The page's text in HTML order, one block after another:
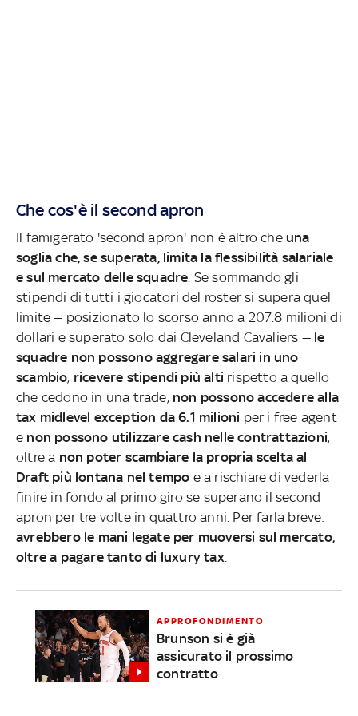
Che cos'è il second apron
Il famigerato 'second apron' non è altro che una
soglia che, se superata, limita la flessibilità salariale
e sul mercato delle squadre . Se sommando gli
stipendi di tutti i giocatori del roster si supera quel
limite — posizionato lo scorso anno a 207.8 milioni di
dollari e superato solo dai Cleveland Cavaliers — le
squadre non possono aggregare salari in uno
scambio, ricevere stipendi più alti rispetto a quello
che cedono in una trade, non possono accedere alla
tax midlevel exception da 6.1 milioni per i free agent
e non possono utilizzare cash nelle contrattazioni,
oltre a non poter scambiare la propria scelta al
Draft più lontana nel tempo e a rischiare di vederla
finire in fondo al primo giro se superano il second
apron per tre volte in quattro anni. Per farla breve:
avrebbero le mani legate per muoversi sul mercato,
oltre a pagare tanto di luxury tax.
APPROFONDIMENTO
Brunson si è già
assicurato il prossimo
contratto